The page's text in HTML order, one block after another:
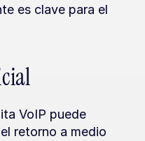
es clave para el
VoIP puede
retorno a medio